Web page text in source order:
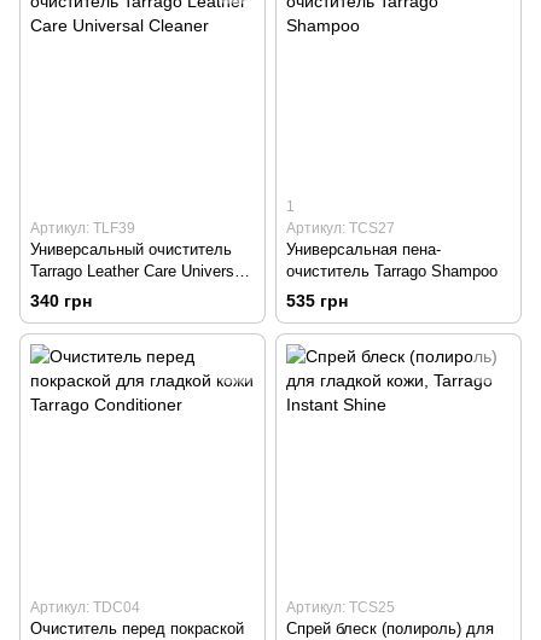
Артикул: TLF39
Универсальный очиститель
Tarrago Leather Care Universal
Cleaner
340 грн
1
Артикул: TCS27
Универсальная пена-
очиститель Tarrago Shampoo
535 грн
Артикул: TDC04
Очиститель перед покраской
Артикул: TCS25
Спрей блеск (полироль) для